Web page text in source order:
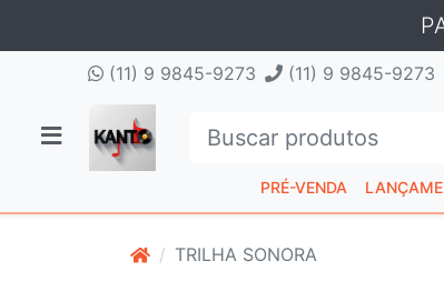
(11) 9 9845-9273 (11) 9 9845-9273
PRÉ-VENDA
TRILHA SONORA